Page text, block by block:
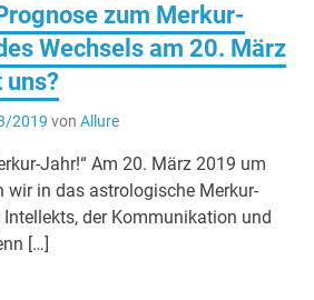
zum Merkur-
Wechsels am 20. März
uns?
2019 von Allure
Jahr!“ Am 20. März 2019 um
wir in das astrologische Merkur-
der Kommunikation und
[…]